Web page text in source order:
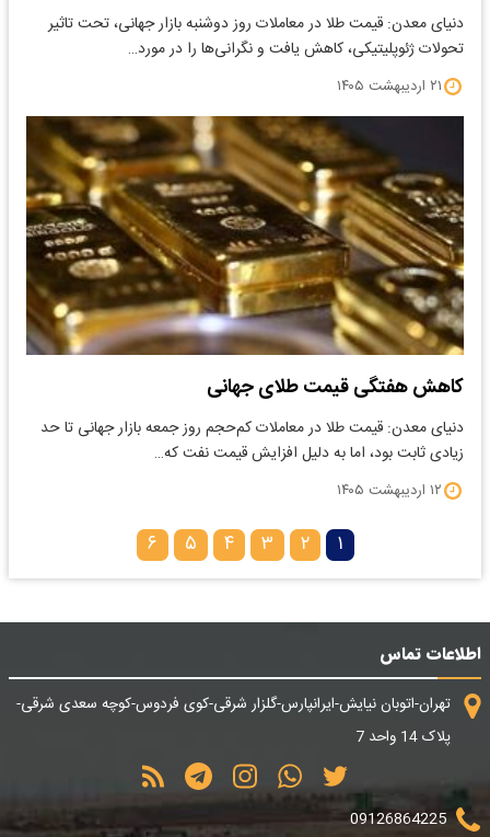
​دنیای معدن: قیمت طلا در معاملات روز دوشنبه بازار جهانی، تحت تاثیر
تحولات ژئوپلیتیکی، کاهش یافت و نگرانی‌ها را در مورد…
۲۱ اردیبهشت ۱۴۰۵
کاهش هفتگی قیمت طلای جهانی
​دنیای معدن: قیمت طلا در معاملات کم‌حجم روز جمعه بازار جهانی تا حد
زیادی ثابت بود، اما به دلیل افزایش قیمت نفت که…
۱۲ اردیبهشت ۱۴۰۵
۱ ۲ ۳ ۴ ۵ ۶
اطلاعات تماس
تهران-اتوبان نیایش-ایرانپارس-گلزار شرقی-کوی فردوس-کوچه سعدی شرقی-
پلاک 14 واحد 7
09126864225